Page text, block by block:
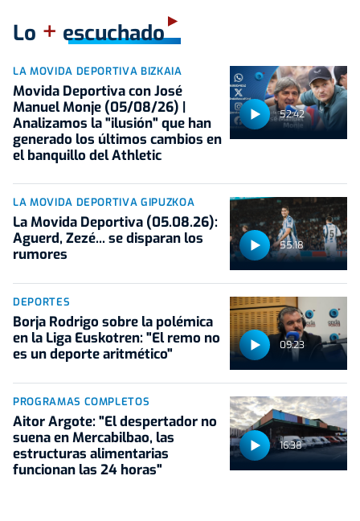
Lo + escuchado
52:42
LA MOVIDA DEPORTIVA BIZKAIA
Movida Deportiva con José
Manuel Monje (05/08/26) |
Analizamos la "ilusión" que han
generado los últimos cambios en
el banquillo del Athletic
55:18
LA MOVIDA DEPORTIVA GIPUZKOA
La Movida Deportiva (05.08.26):
Aguerd, Zezé... se disparan los
rumores
09:23
DEPORTES
Borja Rodrigo sobre la polémica
en la Liga Euskotren: "El remo no
es un deporte aritmético"
16:38
PROGRAMAS COMPLETOS
Aitor Argote: "El despertador no
suena en Mercabilbao, las
estructuras alimentarias
funcionan las 24 horas"